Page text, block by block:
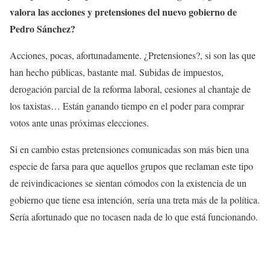
valora las acciones y pretensiones del nuevo gobierno de
Pedro Sánchez?
Acciones, pocas, afortunadamente. ¿Pretensiones?, si son las que
han hecho públicas, bastante mal. Subidas de impuestos,
derogación parcial de la reforma laboral, cesiones al chantaje de
los taxistas… Están ganando tiempo en el poder para comprar
votos ante unas próximas elecciones.
Si en cambio estas pretensiones comunicadas son más bien una
especie de farsa para que aquellos grupos que reclaman este tipo
de reivindicaciones se sientan cómodos con la existencia de un
gobierno que tiene esa intención, sería una treta más de la política.
Sería afortunado que no tocasen nada de lo que está funcionando.